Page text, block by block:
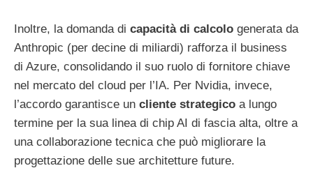
Inoltre, la domanda di capacità di calcolo generata da
Anthropic (per decine di miliardi) rafforza il business
di Azure, consolidando il suo ruolo di fornitore chiave
nel mercato del cloud per l’IA. Per Nvidia, invece,
l’accordo garantisce un cliente strategico a lungo
termine per la sua linea di chip AI di fascia alta, oltre a
una collaborazione tecnica che può migliorare la
progettazione delle sue architetture future.